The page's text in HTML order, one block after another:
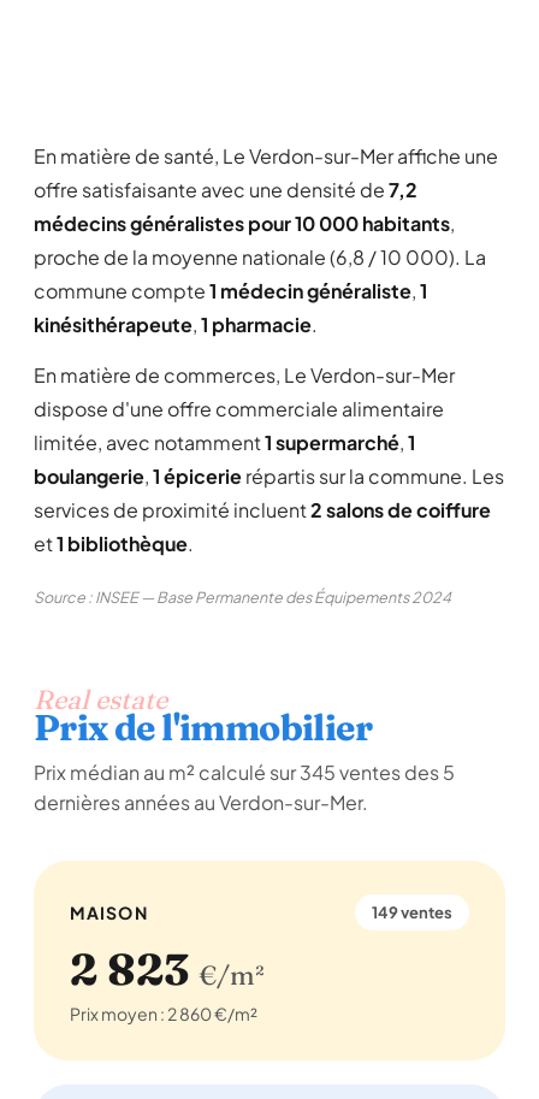
En matière de santé, Le Verdon-sur-Mer affiche une
offre satisfaisante avec une densité de7,2
médecins généralistes pour 10 000 habitants,
proche de la moyenne nationale (6,8 / 10 000). La
commune compte1 médecin généraliste,1
kinésithérapeute,1 pharmacie.
En matière de commerces, Le Verdon-sur-Mer
dispose d'une offre commerciale alimentaire
limitée, avec notamment1 supermarché,1
boulangerie,1 épicerierépartis sur la commune. Les
services de proximité incluent2 salons de coiffure
et1 bibliothèque.
Source : INSEE — Base Permanente des Équipements 2024
Real estate
Prix de l'immobilier
Prix médian au m² calculé sur 345 ventes des 5
dernières années au Verdon-sur-Mer.
MAISON 149 ventes
2 823 €/m²
Prix moyen : 2 860 €/m²